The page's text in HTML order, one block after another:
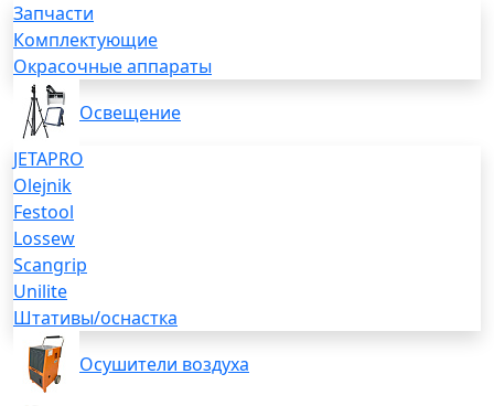
Запчасти
Комплектующие
Окрасочные аппараты
Освещение
JETAPRO
Olejnik
Festool
Lossew
Scangrip
Unilite
Штативы/оснастка
Осушители воздуха